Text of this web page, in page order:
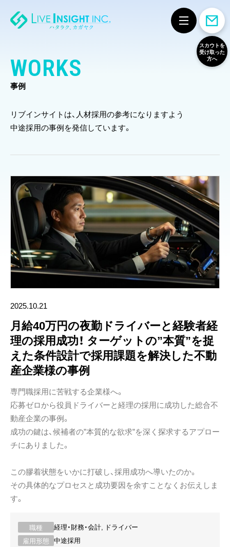
スカウトを
受け取った
方へ
WORKS
事例
リブインサイトは、人材採用の参考になりますよう
中途採用の事例を発信しています。
2025.10.21
月給40万円の夜勤ドライバーと経験者経
理の採用成功！ ターゲットの”本質”を捉
えた条件設計で採用課題を解決した不動
産企業様の事例
専門職採用に苦戦する企業様へ。
応募ゼロから役員ドライバーと経理の採用に成功した総合不
動産企業の事例。
成功の鍵は、候補者の”本質的な欲求”を深く探求するアプロー
チにありました。
この膠着状態をいかに打破し、採用成功へ導いたのか。
その具体的なプロセスと成功要因を余すことなくお伝えしま
す。
職種
経理・財務・会計, ドライバー
雇用形態 中途採用